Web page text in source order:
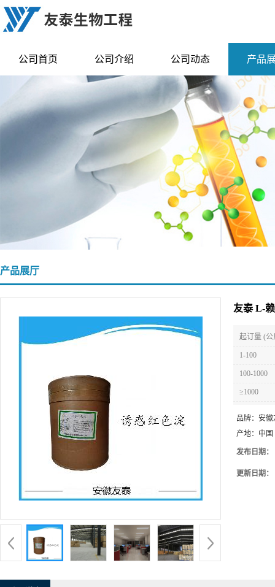
公司首页 公司介绍 公司动态 产品
产品展厅
友泰 L-
起订量 (公
1-100
100-1000
≥1000
品牌： 安徽
产地： 中国
发布日期：
更新日期：